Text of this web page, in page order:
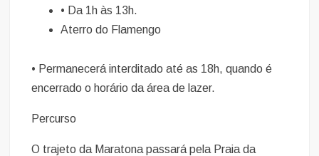
• Da 1h às 13h.
Aterro do Flamengo
• Permanecerá interditado até as 18h, quando é
encerrado o horário da área de lazer.
Percurso
O trajeto da Maratona passará pela Praia da